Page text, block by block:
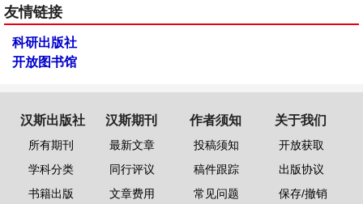
友情链接
科研出版社
开放图书馆
汉斯出版社
所有期刊
学科分类
书籍出版
汉斯期刊
最新文章
同行评议
文章费用
作者须知
投稿须知
稿件跟踪
常见问题
关于我们
开放获取
出版协议
保存/撤销